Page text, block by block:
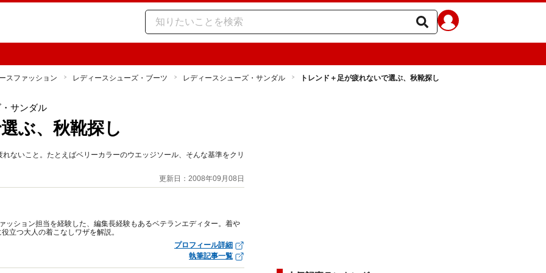
スファッション レディースシューズ・ブーツ レディースシューズ・サンダル トレンド＋足が疲れないで選ぶ、秋靴探し
サンダル
ぶ、秋靴探し
ないこと。たとえばベリーカラーのウエッジソール、そんな基準をクリ
更新日：2008年09月08日
ッション担当を経験した、編集長経験もあるベテランエディター。着や
立つ大人の着こなしワザを解説。
プロフィール詳細
執筆記事一覧